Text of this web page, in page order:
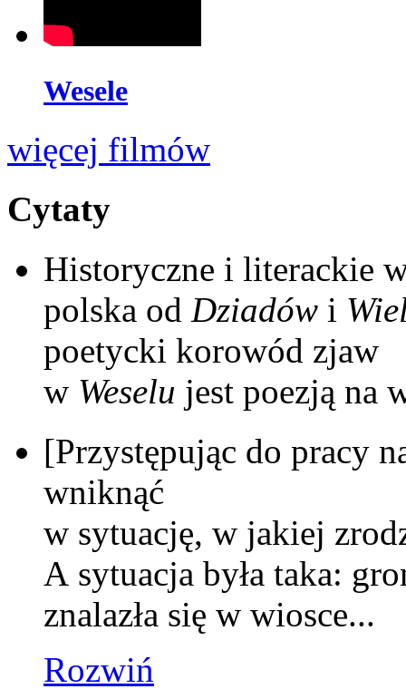
Wesele
więcej filmów
Cytaty
Historyczne i literackie
polska od Dziadów i
poetycki korowód zjaw
w Weselu jest poezją na
[Przystępując do pracy
wniknąć
w sytuację, w jakiej
A sytuacja była taka:
znalazła się w wiosce...
Rozwiń